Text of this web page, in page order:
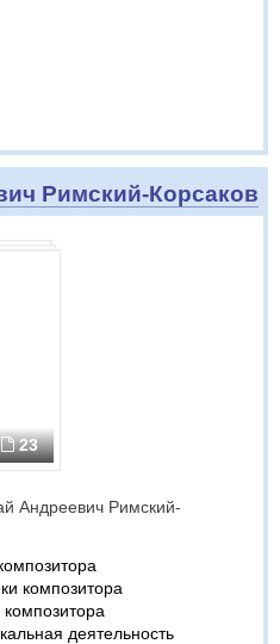
Римский-Корсаков
23
Андреевич Римский-
композитора
композитора
деятельность